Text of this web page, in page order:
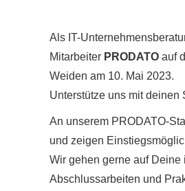
Als IT-
Mitarbeiter PRODATO auf
Weiden am 10. Mai 2023.
Unterstütze uns mit deinen
An unserem PRODATO-
und zeigen
Wir gehen gerne auf
Abschlussarbeiten und